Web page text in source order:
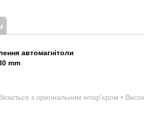
автомагнітоли
mm
з оригінальним інтер'єром •